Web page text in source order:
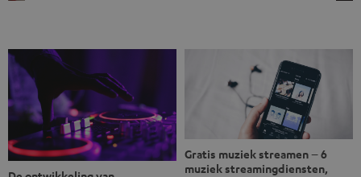
verder ontwikkelt. In vele uren na werktijd heeft het
team samen gewerkt om de MYND uit te breiden met de
mogelijkheid om via wifi te streamen. […]
Gratis muziek streamen – 6
muziek streamingdiensten,